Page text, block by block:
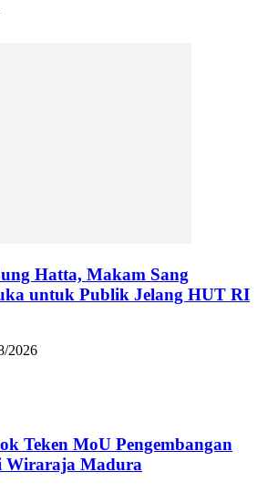
Hatta, Makam Sang
untuk Publik Jelang HUT RI
2026
Teken MoU Pengembangan
Wiraraja Madura